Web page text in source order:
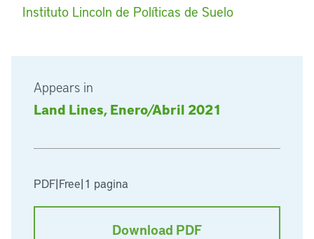
Appears in
Land Lines, Enero/Abril 2021
PDF|Free|1 pagina
Download PDF
Instituto Lincoln de Políticas de Suelo